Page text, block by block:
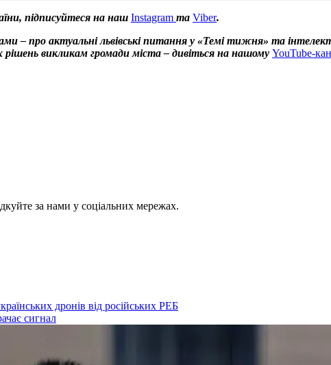
підписуйтеся на наш Instagram та Viber.
– про актуальні львівські питання у «Темі тижня» та
рішень викликам громади міста – дивіться на нашому YouTube-
за нами у соціальних мережах.
дронів від російських РЕБ
сигнал